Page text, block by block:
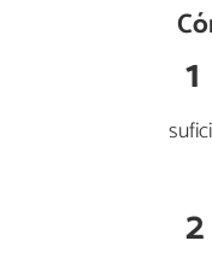
1
2